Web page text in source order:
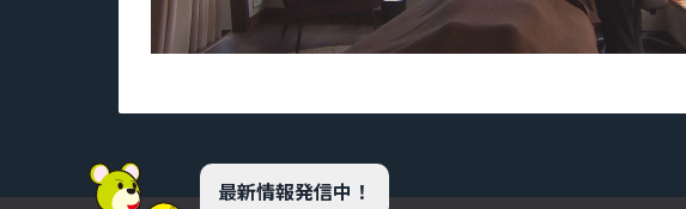
最新情報発信中！